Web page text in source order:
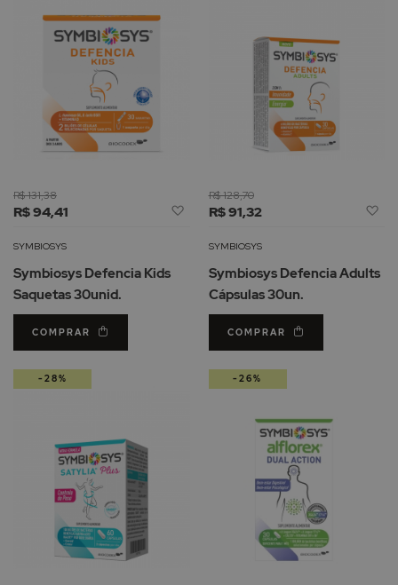
R$ 94,41
R$ 131,38
Adicionar
Lista
Desejos
SYMBIOSYS
Symbiosys Defencia Kids
Saquetas 30unid.
COMPRAR
R$ 91,32
R$ 128,70
SYMBIOSYS
Symbiosys Defencia Adults
Cápsulas 30un.
COMPRAR
-28% -26%